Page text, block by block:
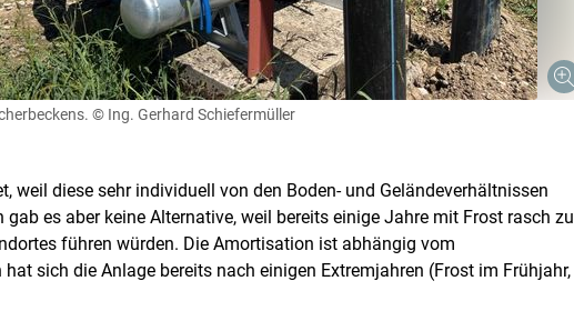
© Ing. Gerhard Schiefermüller
weil diese sehr individuell von den Boden- und Geländeverhältnissen
es aber keine Alternative, weil bereits einige Jahre mit Frost rasch zu
führen würden. Die Amortisation ist abhängig vom
sich die Anlage bereits nach einigen Extremjahren (Frost im Frühjahr,